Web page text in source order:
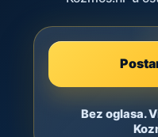
Bez oglasa.